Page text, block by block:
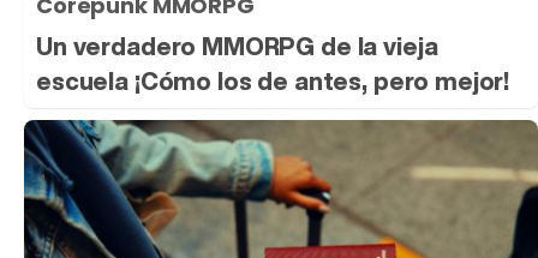
Un verdadero MMORPG de la vieja
escuela ¡Cómo los de antes, pero mejor!